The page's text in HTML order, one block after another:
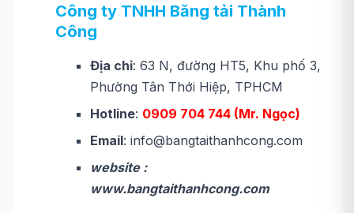
Công ty TNHH Băng tải Thành
Công
Địa chỉ: 63 N, đường HT5, Khu phố 3,
Phường Tân Thới Hiệp, TPHCM
Hotline: 0909 704 744 (Mr. Ngọc)
Email: info@bangtaithanhcong.com
website :
www.bangtaithanhcong.com